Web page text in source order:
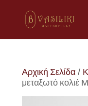
Αρχική Σελίδα/
μεταξωτό κολιέ